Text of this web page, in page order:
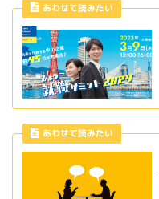
あわせて読みたい
あわせて読みたい